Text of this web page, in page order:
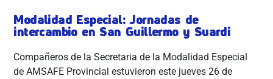
Modalidad Especial: Jornadas de
intercambio en San Guillermo y Suardi
Compañeros de la Secretaria de la Modalidad Especial
de AMSAFE Provincial estuvieron este jueves 26 de